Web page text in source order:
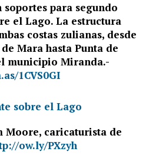
soportes para segundo
el Lago. La estructura
costas zulianas, desde
Mara hasta Punta de
municipio Miranda.-
1CVS0GI
Moore, caricaturista de
ow.ly/PXzyh